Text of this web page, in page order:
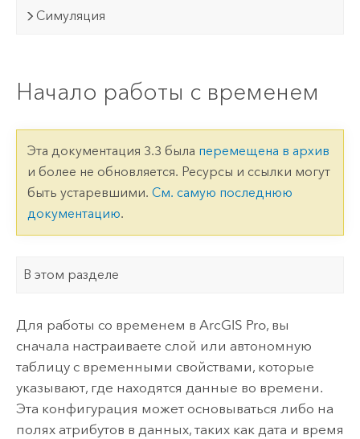
Симуляция
Начало работы с временем
Эта документация 3.3 была перемещена в архив
и более не обновляется. Ресурсы и ссылки могут
быть устаревшими. См. самую последнюю
документацию.
В этом разделе
Для работы со временем в ArcGIS Pro, вы
сначала настраиваете слой или автономную
таблицу с временными свойствами, которые
указывают, где находятся данные во времени.
Эта конфигурация может основываться либо на
полях атрибутов в данных, таких как дата и время